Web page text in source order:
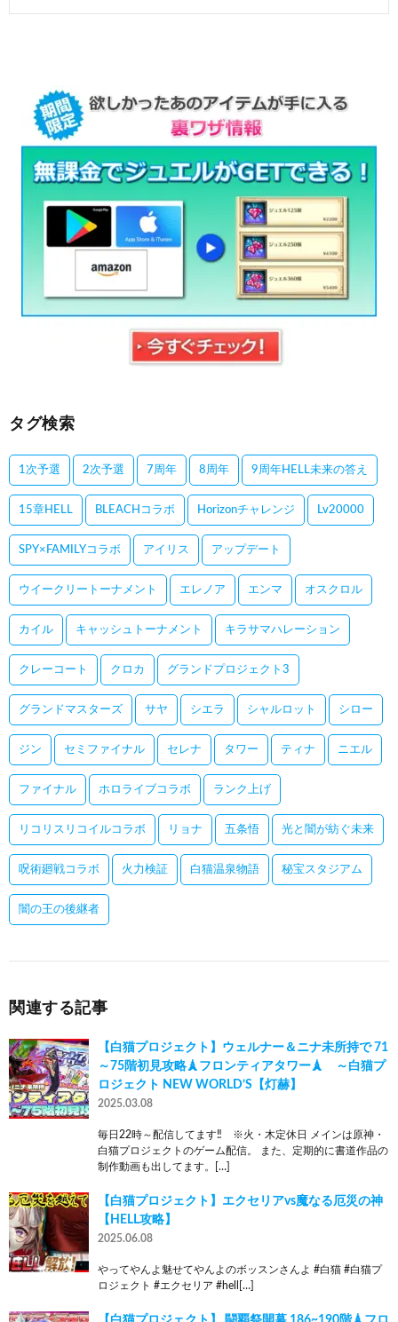
タグ検索
1次予選 2次予選 7周年 8周年 9周年HELL未来の答え
15章HELL BLEACHコラボ Horizonチャレンジ Lv20000
SPY×FAMILYコラボ アイリス アップデート
ウイークリートーナメント エレノア エンマ オスクロル
カイル キャッシュトーナメント キラサマハレーション
クレーコート クロカ グランドプロジェクト3
グランドマスターズ サヤ シエラ シャルロット シロー
ジン セミファイナル セレナ タワー ティナ ニエル
ファイナル ホロライブコラボ ランク上げ
リコリスリコイルコラボ リョナ 五条悟 光と闇が紡ぐ未来
呪術廻戦コラボ 火力検証 白猫温泉物語 秘宝スタジアム
闇の王の後継者
関連する記事
【白猫プロジェクト】ウェルナー＆ニナ未所持で 71
～75階初見攻略🗼フロンティアタワー🗼 ～白猫プ
ロジェクト NEW WORLD’S【灯赫】
2025.03.08
毎日22時～配信してます‼ ※火・木定休日 メインは原神・
白猫プロジェクトのゲーム配信。 また、定期的に書道作品の
制作動画も出してます。[…]
【白猫プロジェクト】エクセリアvs魔なる厄災の神
【HELL攻略】
2025.06.08
やってやんよ魅せてやんよのボッスンさんよ #白猫 #白猫プ
ロジェクト #エクセリア #hell[…]